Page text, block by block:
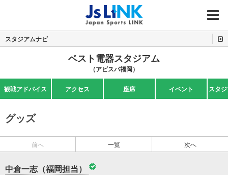
MENU
スタジアムナビ
ベスト電器スタジアム
（アビスパ福岡）
観戦アドバイス アクセス 座席 イベント スタ
グッズ
前へ 一覧 次へ
中倉一志（福岡担当）